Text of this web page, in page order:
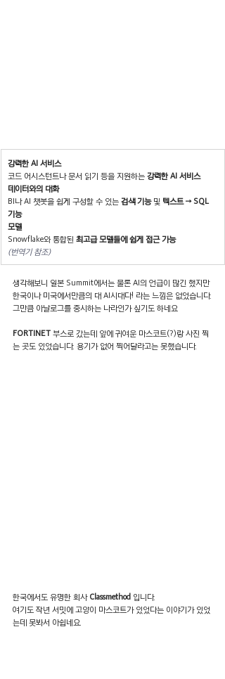
강력한 AI 서비스
코드 어시스턴트나 문서 읽기 등을 지원하는 강력한 AI 서비스
데이터와의 대화
BI나 AI 챗봇을 쉽게 구성할 수 있는 검색 기능 및 텍스트 → SQL
기능
모델
Snowflake와 통합된 최고급 모델들에 쉽게 접근 가능
(번역기 참조)
생각해보니 일본 Summit에서는 물론 AI의 언급이 많긴 했지만
한국이나 미국에서만큼의 대 AI시대다! 라는 느낌은 없었습니다.
그만큼 아날로그를 중시하는 나라인가 싶기도 하네요
FORTINET 부스로 갔는데 앞에 귀여운 마스코트(?)랑 사진 찍
는 곳도 있었습니다. 용기가 없어 찍어달라고는 못했습니다.
한국에서도 유명한 회사 Classmethod 입니다.
여기도 작년 서밋에 고양이 마스코트가 있었다는 이야기가 있었
는데 못봐서 아쉽네요.